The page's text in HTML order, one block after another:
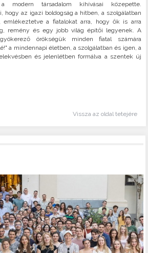
modern társadalom kihívásai közepette.
hogy az igazi boldogság a hitben, a szolgálatban
a fiatalokat arra, hogy ők is arra
remény és egy jobb világ építői legyenek. A
örökségük minden fiatal számára
a mindennapi életben, a szolgálatban és igen, a
és jelenlétben formálva a szentek új
Vissza az oldal tetejére